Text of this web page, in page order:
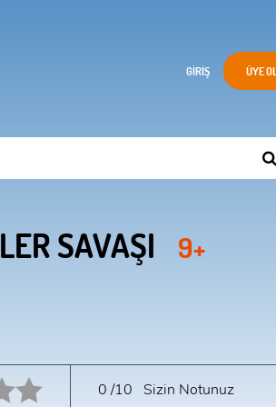
GIRIŞ ÜYE OL
SAVAŞI 9+
0/10 Sizin Notunuz